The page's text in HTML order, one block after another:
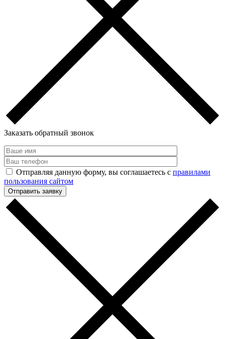
Заказать обратный звонок
Отправляя данную форму, вы соглашаетесь с правилами
пользования сайтом
Отправить заявку